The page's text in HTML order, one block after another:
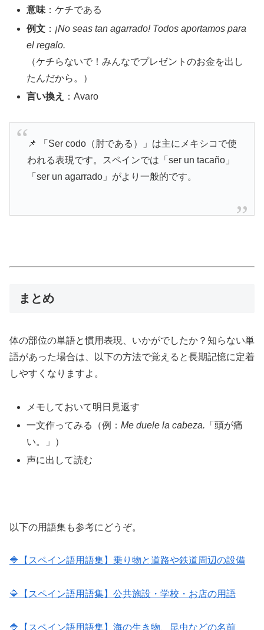
意味 ：ケチである
例文 ： ¡No seas tan agarrado! Todos aportamos para
el regalo.
（ケチらないで！みんなでプレゼントのお金を出し
たんだから。）
言い換え
：Avaro
📌 「Ser codo（肘である）」は主にメキシコで使
われる表現です。スペインでは「ser un tacaño」
「ser un agarrado」がより一般的です。
まとめ
体の部位の単語と慣用表現、いかがでしたか？知らない単
語があった場合は、以下の方法で覚えると長期記憶に定着
しやすくなりますよ。
メモしておいて明日見返す
一文作ってみる（例：Me duele la cabeza. 「頭が痛
い。」）
声に出して読む
以下の用語集も参考にどうぞ。
🔷【スペイン語用語集】乗り物と道路や鉄道周辺の設備
🔷【スペイン語用語集】公共施設・学校・お店の用語
🔷【スペイン語用語集】海の生き物、昆虫などの名前